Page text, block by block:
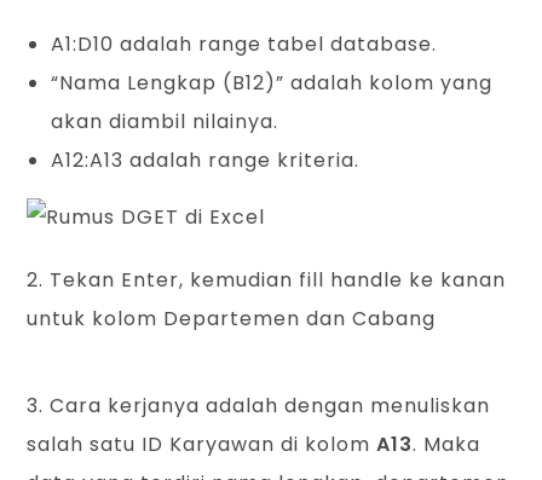
A1:D10 adalah range tabel database.
“Nama Lengkap (B12)” adalah kolom yang
akan diambil nilainya.
A12:A13 adalah range kriteria.
2. Tekan Enter, kemudian fill handle ke kanan
untuk kolom Departemen dan Cabang
3. Cara kerjanya adalah dengan menuliskan
salah satu ID Karyawan di kolomA13. Maka